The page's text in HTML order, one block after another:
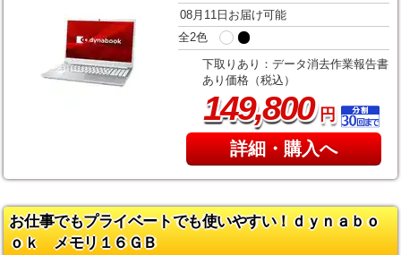
08月11日お届け可能
全2色
下取りあり：データ消去作業報告書
あり価格（税込）
149,800円
詳細・購入へ
お仕事でもプライベートでも使いやすい！ｄｙｎａｂｏ
ｏｋ メモリ１６ＧＢ